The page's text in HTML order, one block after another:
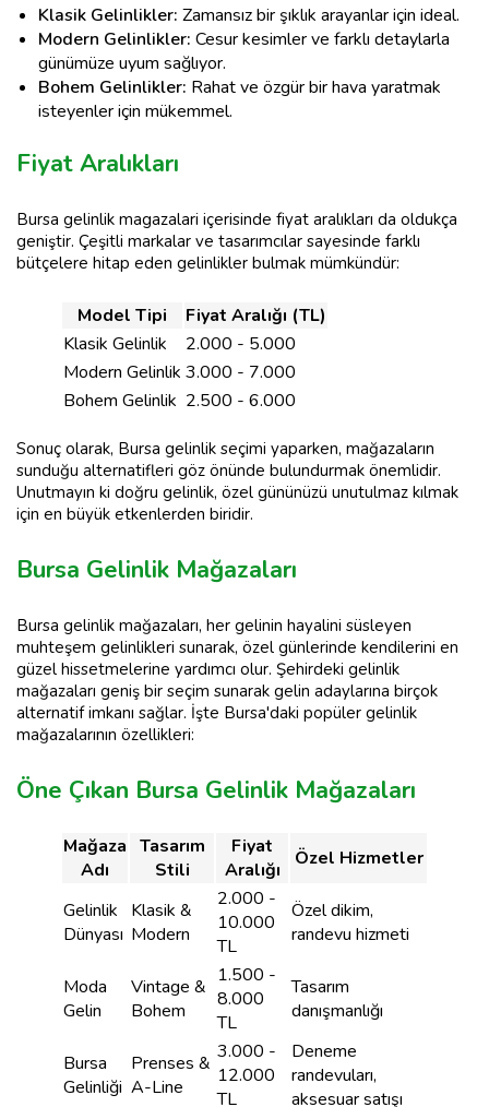
Klasik Gelinlikler: Zamansız bir şıklık arayanlar için ideal.
Modern Gelinlikler: Cesur kesimler ve farklı detaylarla
günümüze uyum sağlıyor.
Bohem Gelinlikler: Rahat ve özgür bir hava yaratmak
isteyenler için mükemmel.
Fiyat Aralıkları
Bursa gelinlik magazalari içerisinde fiyat aralıkları da oldukça
geniştir. Çeşitli markalar ve tasarımcılar sayesinde farklı
bütçelere hitap eden gelinlikler bulmak mümkündür:
Model Tipi
Fiyat Aralığı (TL)
Klasik Gelinlik
2.000 - 5.000
Modern Gelinlik 3.000 - 7.000
Bohem Gelinlik 2.500 - 6.000
Sonuç olarak, Bursa gelinlik seçimi yaparken, mağazaların
sunduğu alternatifleri göz önünde bulundurmak önemlidir.
Unutmayın ki doğru gelinlik, özel gününüzü unutulmaz kılmak
için en büyük etkenlerden biridir.
Bursa Gelinlik Mağazaları
Bursa gelinlik mağazaları, her gelinin hayalini süsleyen
muhteşem gelinlikleri sunarak, özel günlerinde kendilerini en
güzel hissetmelerine yardımcı olur. Şehirdeki gelinlik
mağazaları geniş bir seçim sunarak gelin adaylarına birçok
alternatif imkanı sağlar. İşte Bursa'daki popüler gelinlik
mağazalarının özellikleri:
Öne Çıkan Bursa Gelinlik Mağazaları
Mağaza
Adı
Tasarım
Stili
Fiyat
Aralığı
Özel Hizmetler
Gelinlik
Dünyası
Klasik &
Modern
2.000 -
10.000
TL
Özel dikim,
randevu hizmeti
Moda
Gelin
Vintage &
Bohem
1.500 -
8.000
TL
Tasarım
danışmanlığı
Bursa
Gelinliği
Prenses &
A-Line
3.000 -
12.000
TL
Deneme
randevuları,
aksesuar satışı